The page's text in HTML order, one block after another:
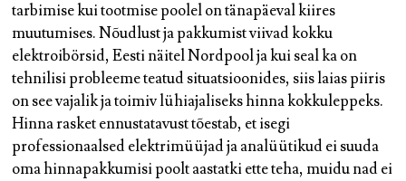
tarbimise kui tootmise poolel on tänapäeval kiires
muutumises. Nõudlust ja pakkumist viivad kokku
elektroibörsid, Eesti näitel Nordpool ja kui seal ka on
tehnilisi probleeme teatud situatsioonides, siis laias piiris
on see vajalik ja toimiv lühiajaliseks hinna kokkuleppeks.
Hinna rasket ennustatavust tõestab, et isegi
professionaalsed elektrimüüjad ja analüütikud ei suuda
oma hinnapakkumisi poolt aastatki ette teha, muidu nad ei